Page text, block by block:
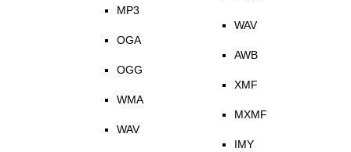
MP3
OGA
OGG
WMA
WAV
WAV
AWB
XMF
MXMF
IMY